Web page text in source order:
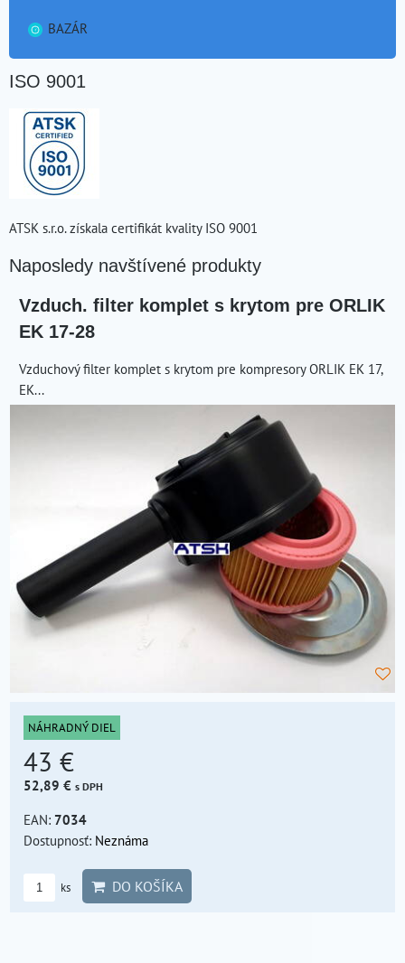
BAZÁR
ISO 9001
ATSK s.r.o. získala certifikát kvality ISO 9001
Naposledy navštívené produkty
Vzduch. filter komplet s krytom pre ORLIK
EK 17-28
Vzduchový filter komplet s krytom pre kompresory ORLIK EK 17,
EK...
NÁHRADNÝ DIEL
43 €
52,89 € s DPH
EAN: 7034
Dostupnosť: Neznáma
ks DO KOŠÍKA